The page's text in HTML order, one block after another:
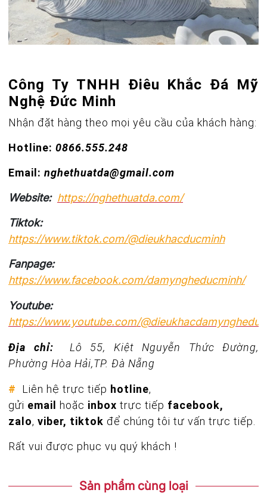
Công Ty TNHH Điêu Khắc Đá Mỹ
Nghệ Đức Minh
Nhận đặt hàng theo mọi yêu cầu của khách hàng:
Hotline: 0866.555.248
Email: nghethuatda@gmail.com
Website: https://nghethuatda.com/
Tiktok:
https://www.tiktok.com/@dieukhacducminh
Fanpage:
https://www.facebook.com/damyngheducminh/
Youtube:
https://www.youtube.com/
Địa chỉ: Lô 55, Kiệt Nguyễn Thức Đường,
Phường Hòa Hải,TP. Đà Nẵng
# Liên hệ trực tiếp hotline,
gửi email hoặc inbox trực tiếp facebook,
zalo, viber, tiktok để chúng tôi tư vấn trực tiếp.
Rất vui được phục vụ quý khách !
Sản phẩm cùng loại